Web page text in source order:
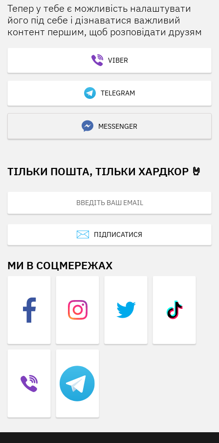
Тепер у тебе є можливість налаштувати
його під себе і дізнаватися важливий
контент першим, щоб розповідати друзям
VIBER
TELEGRAM
MESSENGER
ТІЛЬКИ ПОШТА, ТІЛЬКИ ХАРДКОР 🤘
ПІДПИСАТИСЯ
МИ В СОЦМЕРЕЖАХ